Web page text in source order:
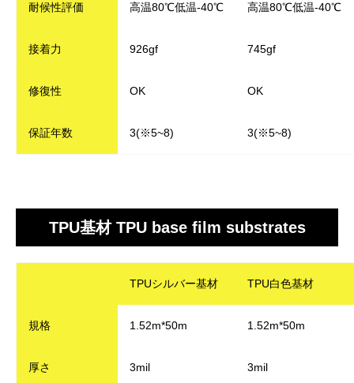
耐候性評価 高温80℃低温-40℃ 高温80℃低温-40℃
接着力 926gf 745gf
修復性 OK OK
保証年数 3(※5~8) 3(※5~8)
TPU基材 TPU base film substrates
TPUシルバー基材 TPU白色基材
規格 1.52m*50m 1.52m*50m
厚さ 3mil 3mil